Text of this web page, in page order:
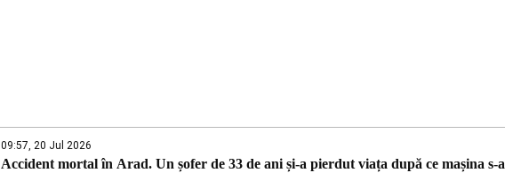
09:57, 20 Jul 2026
Accident mortal în Arad. Un șofer de 33 de ani și-a pierdut viața după ce mașina s-a